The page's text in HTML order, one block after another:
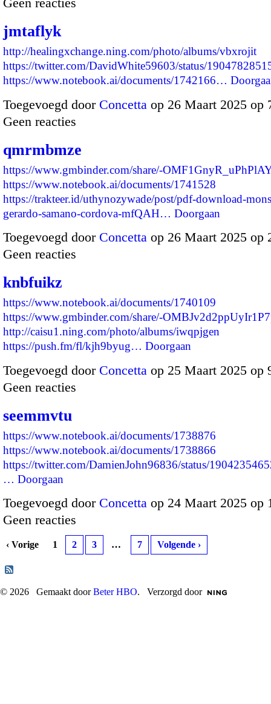
jmtaflyk
http://healingxchange.ning.com/photo/albums/vbxrojit
https://twitter.com/DavidWhite59603/status/
https://www.notebook.ai/documents/1742166…
Toegevoegd door Concetta op 26 Maart 2025
Geen reacties
qmrmbmze
https://www.gmbinder.com/share/-
https://www.notebook.ai/documents/1741528
https://trakteer.id/uthynozywade/post/pdf-download-
gerardo-samano-cordova-mfQAH… Doorgaan
Toegevoegd door Concetta op 26 Maart 2025
Geen reacties
knbfuikz
https://www.notebook.ai/documents/1740109
https://www.gmbinder.com/share/-
http://caisu1.ning.com/photo/albums/iwqpjgen
https://push.fm/fl/kjh9byug… Doorgaan
Toegevoegd door Concetta op 25 Maart 2025
Geen reacties
seemmvtu
https://www.notebook.ai/documents/1738876
https://www.notebook.ai/documents/1738866
https://twitter.com/DamienJohn96836/status/
… Doorgaan
Toegevoegd door Concetta op 24 Maart 2025
Geen reacties
‹ Vorige 1 2 3 … 7 Volgende ›
© 2026 Gemaakt doorBeter HBO. Verzorgd door